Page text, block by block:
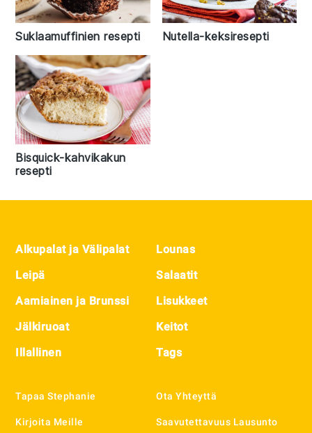
Suklaamuffinien resepti Nutella-keksiresepti
Bisquick-kahvikakun
resepti
Footer
Alkupalat ja Välipalat
Leipä
Aamiainen ja Brunssi
Jälkiruoat
Illallinen
Lounas
Salaatit
Lisukkeet
Keitot
Tags
Tapaa Stephanie
Kirjoita Meille
Ota Yhteyttä
Saavutettavuus Lausunto